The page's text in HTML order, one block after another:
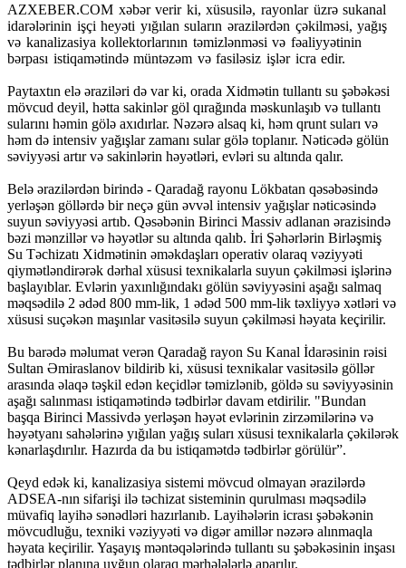
AZXEBER.COM xəbər verir ki, xüsusilə, rayonlar üzrə sukanal
idarələrinin işçi heyəti yığılan suların ərazilərdən çəkilməsi, yağış
və kanalizasiya kollektorlarının təmizlənməsi və fəaliyyətinin
bərpası istiqamətində müntəzəm və fasiləsiz işlər icra edir.
Paytaxtın elə əraziləri də var ki, orada Xidmətin tullantı su şəbəkəsi
mövcud deyil, hətta sakinlər göl qırağında məskunlaşıb və tullantı
sularını həmin gölə axıdırlar. Nəzərə alsaq ki, həm qrunt suları və
həm də intensiv yağışlar zamanı sular gölə toplanır. Nəticədə gölün
səviyyəsi artır və sakinlərin həyətləri, evləri su altında qalır.
Belə ərazilərdən birində - Qaradağ rayonu Lökbatan qəsəbəsində
yerləşən göllərdə bir neçə gün əvvəl intensiv yağışlar nəticəsində
suyun səviyyəsi artıb. Qəsəbənin Birinci Massiv adlanan ərazisində
bəzi mənzillər və həyətlər su altında qalıb. İri Şəhərlərin Birləşmiş
Su Təchizatı Xidmətinin əməkdaşları operativ olaraq vəziyyəti
qiymətləndirərək dərhal xüsusi texnikalarla suyun çəkilməsi işlərinə
başlayıblar. Evlərin yaxınlığındakı gölün səviyyəsini aşağı salmaq
məqsədilə 2 ədəd 800 mm-lik, 1 ədəd 500 mm-lik təxliyyə xətləri və
xüsusi suçəkən maşınlar vasitəsilə suyun çəkilməsi həyata keçirilir.
Bu barədə məlumat verən Qaradağ rayon Su Kanal İdarəsinin rəisi
Sultan Əmiraslanov bildirib ki, xüsusi texnikalar vasitəsilə göllər
arasında əlaqə təşkil edən keçidlər təmizlənib, göldə su səviyyəsinin
aşağı salınması istiqamətində tədbirlər davam etdirilir. "Bundan
başqa Birinci Massivdə yerləşən həyət evlərinin zirzəmilərinə və
həyətyanı sahələrinə yığılan yağış suları xüsusi texnikalarla çəkilərək
kənarlaşdırılır. Hazırda da bu istiqamətdə tədbirlər görülür”.
Qeyd edək ki, kanalizasiya sistemi mövcud olmayan ərazilərdə
ADSEA-nın sifarişi ilə təchizat sisteminin qurulması məqsədilə
müvafiq layihə sənədləri hazırlanıb. Layihələrin icrası şəbəkənin
mövcudluğu, texniki vəziyyəti və digər amillər nəzərə alınmaqla
həyata keçirilir. Yaşayış məntəqələrində tullantı su şəbəkəsinin inşası
tədbirlər planına uyğun olaraq mərhələlərlə aparılır.